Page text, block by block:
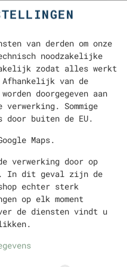
van derden om onze
noodzakelijke
zodat alles werkt
Afhankelijk van de
doorgegeven aan
Sommige
door buiten de EU.
Maps.
verwerking door op
In dit geval zijn de
echter sterk
op elk moment
de diensten vindt u